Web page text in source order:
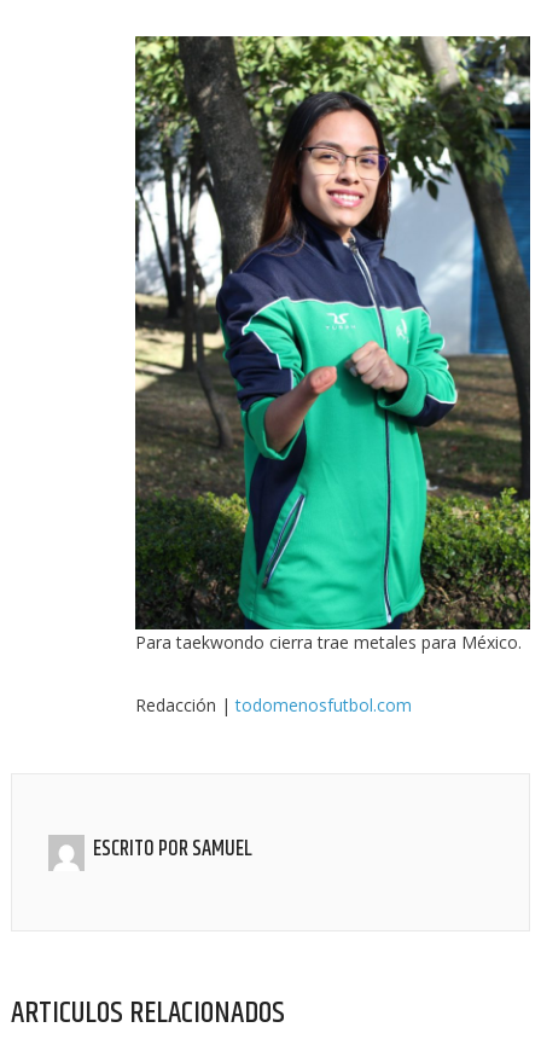
Para taekwondo cierra trae metales para México.
Redacción |todomenosfutbol.com
ESCRITO PORSAMUEL
ARTICULOS RELACIONADOS